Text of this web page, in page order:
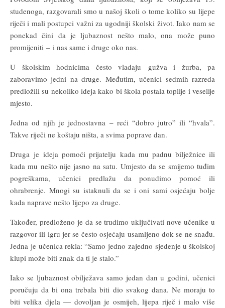
studenoga, razgovarali smo u našoj školi o tome koliko su lijepe
riječi i mali postupci važni za ugodniji školski život. Iako nam se
ponekad čini da je ljubaznost nešto malo, ona može puno
promijeniti – i nas same i druge oko nas.
U školskim hodnicima često vladaju gužva i žurba, pa
zaboravimo jedni na druge. Međutim, učenici sedmih razreda
predložili su nekoliko ideja kako bi škola postala toplije i veselije
mjesto.
Jedna od njih je jednostavna – reći “dobro jutro” ili “hvala”.
Takve riječi ne koštaju ništa, a svima poprave dan.
Druga je ideja pomoći prijatelju kada mu padnu bilježnice ili
kada mu nešto nije jasno na satu. Umjesto da se smijemo tuđim
pogreškama, učenici predlažu da ponudimo pomoć ili
ohrabrenje. Mnogi su istaknuli da se i oni sami osjećaju bolje
kada naprave nešto lijepo za druge.
Također, predloženo je da se trudimo uključivati nove učenike u
razgovor ili igru jer se često osjećaju usamljeno dok se ne snađu.
Jedna je učenica rekla: “Samo jedno zajedno sjedenje u školskoj
klupi može biti znak da ti je stalo.”
Iako se ljubaznost obilježava samo jedan dan u godini, učenici
poručuju da bi ona trebala biti dio svakog dana. Ne moraju to
biti velika djela — dovoljan je osmijeh, lijepa riječ i malo više